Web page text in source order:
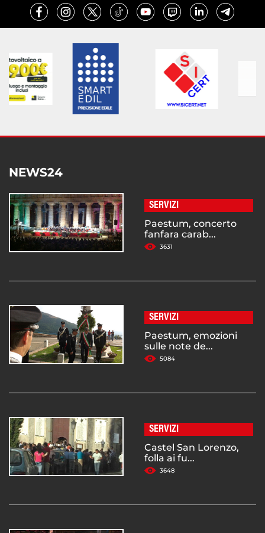
NEWS24
SERVIZI
Paestum, concerto
fanfara carab...
3631
SERVIZI
Paestum, emozioni
sulle note de...
5084
SERVIZI
Castel San Lorenzo,
folla ai fu...
3648